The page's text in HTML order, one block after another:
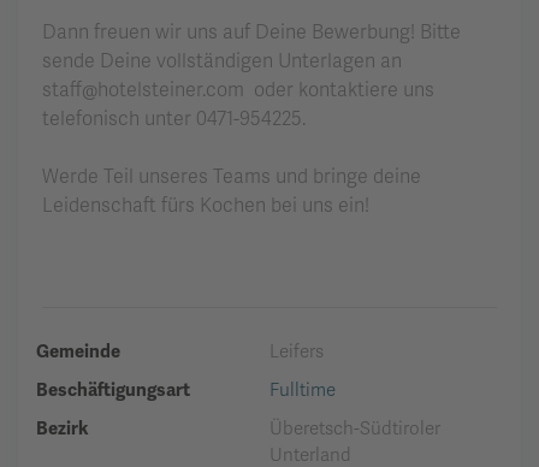
Dann freuen wir uns auf Deine Bewerbung! Bitte
sende Deine vollständigen Unterlagen an
staff@hotelsteiner.com oder kontaktiere uns
telefonisch unter 0471-954225.
Werde Teil unseres Teams und bringe deine
Leidenschaft fürs Kochen bei uns ein!
Gemeinde
Leifers
Beschäftigungsart
Fulltime
Bezirk
Überetsch-Südtiroler
Unterland